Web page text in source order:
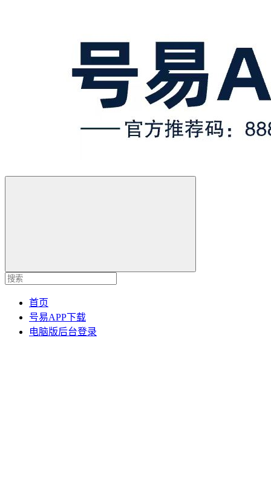
首页
号易APP下载
电脑版后台登录